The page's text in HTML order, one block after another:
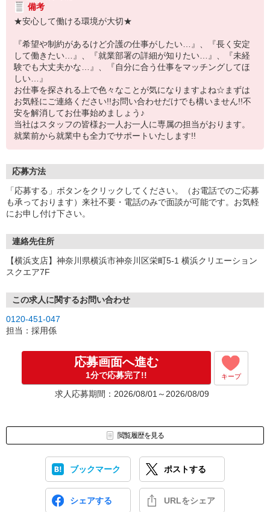
備考
★安心して働ける環境が大切★
『希望や制約があるけど介護の仕事がしたい…』、『長く安定
して働きたい…』、『就業部署の詳細が知りたい…』、『未経
験でも大丈夫かな…』、『自分に合う仕事をマッチングしてほ
しい…』
お仕事を探される上で色々なことが気になりますよね☆まずは
お気軽にご連絡ください!!お問い合わせだけでも構いません!!不
安を解消してお仕事始めましょう♪
当社はスタッフの皆様お一人お一人に専属の担当がおります。
就業前から就業中も全力でサポートいたします!!
応募方法
「応募する」ボタンをクリックしてください。（お電話でのご応募
も承っております）来社不要・電話のみで面談が可能です。お気軽
にお申し付け下さい。
連絡先住所
【横浜支店】神奈川県横浜市神奈川区栄町5-1 横浜クリエーション
スクエア7F
この求人に関するお問い合わせ
0120-451-047
担当：採用係
応募画面へ進む
1分で応募完了!! キープ
求人応募期間：2026/08/01～2026/08/09
閲覧履歴を見る
ブックマーク ポストする
シェアする URLをシェア